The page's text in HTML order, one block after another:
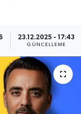
23.12.2025 - 17:43
GÜNCELLEME